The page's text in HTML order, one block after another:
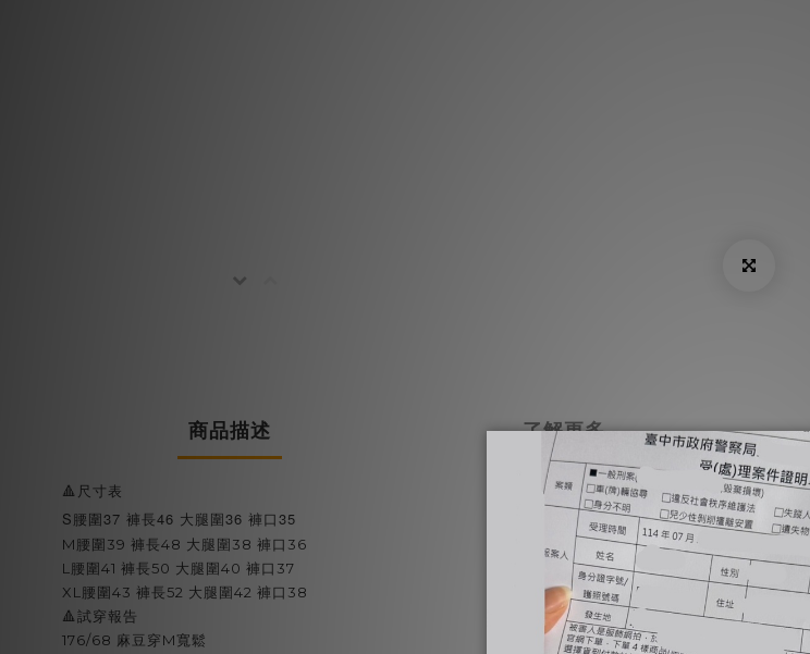
商品描述 了解更多
🔺尺寸表
S腰圍37 褲長46 大腿圍36 褲口35
M腰圍39 褲長48 大腿圍38 褲口36
L腰圍41 褲長50 大腿圍40 褲口37
XL腰圍43 褲長52 大腿圍42 褲口38
🔺試穿報告
176/68 麻豆穿M寬鬆